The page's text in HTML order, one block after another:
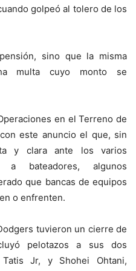
golpeó al tolero de los
sino que la misma
multa cuyo monto se
en el Terreno de
este anuncio el que, sin
y clara ante los varios
a bateadores, algunos
que bancas de equipos
o enfrenten.
tuvieron un cierre de
pelotazos a sus dos
Jr, y Shohei Ohtani,